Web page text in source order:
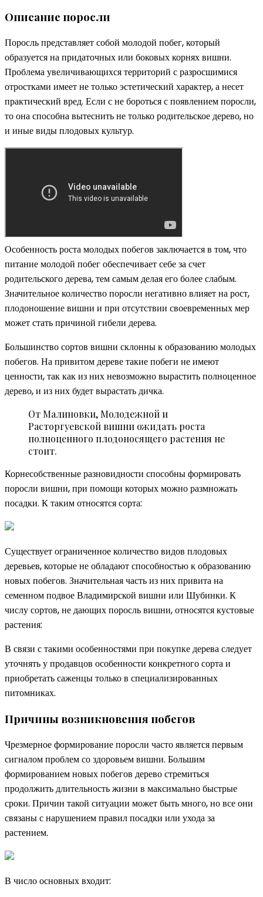
Описание поросли
Поросль представляет собой молодой побег, который
образуется на придаточных или боковых корнях вишни.
Проблема увеличивающихся территорий с разросшимися
отростками имеет не только эстетический характер, а несет
практический вред. Если с не бороться с появлением поросли,
то она способна вытеснить не только родительское дерево, но
и иные виды плодовых культур.
Особенность роста молодых побегов заключается в том, что
питание молодой побег обеспечивает себе за счет
родительского дерева, тем самым делая его более слабым.
Значительное количество поросли негативно влияет на рост,
плодоношение вишни и при отсутствии своевременных мер
может стать причиной гибели дерева.
Большинство сортов вишни склонны к образованию молодых
побегов. На привитом дереве такие побеги не имеют
ценности, так как из них невозможно вырастить полноценное
дерево, и из них будет вырастать дичка.
От Малиновки, Молодежной и
Расторгуевской вишни ожидать роста
полноценного плодоносящего растения не
стоит.
Корнесобственные разновидности способны формировать
поросли вишни, при помощи которых можно размножать
посадки. К таким относятся сорта:
Существует ограниченное количество видов плодовых
деревьев, которые не обладают способностью к образованию
новых побегов. Значительная часть из них привита на
семенном подвое Владимирской вишни или Шубинки. К
числу сортов, не дающих поросль вишни, относятся кустовые
растения:
В связи с такими особенностями при покупке дерева следует
уточнять у продавцов особенности конкретного сорта и
приобретать саженцы только в специализированных
питомниках.
Причины возникновения побегов
Чрезмерное формирование поросли часто является первым
сигналом проблем со здоровьем вишни. Большим
формированием новых побегов дерево стремиться
продолжить длительность жизни в максимально быстрые
сроки. Причин такой ситуации может быть много, но все они
связаны с нарушением правил посадки или ухода за
растением.
В число основных входит: